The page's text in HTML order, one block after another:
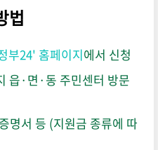
법
부24' 홈페이지에서 신청
읍·면·동 주민센터 방문
명서 등 (지원금 종류에 따